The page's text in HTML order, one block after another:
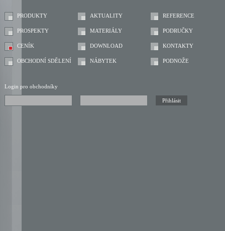
PRODUKTY AKTUALITY REFERENCE
PROSPEKTY MATERIÁLY PODRUČKY
CENÍK DOWNLOAD KONTAKTY
OBCHODNÍ SDĚLENÍ NÁBYTEK PODNOŽE
Login pro obchodníky